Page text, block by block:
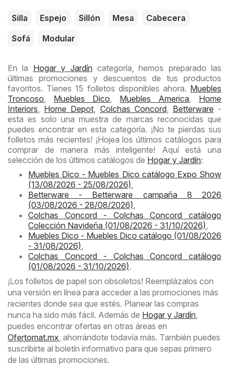
Silla Espejo Sillón Mesa
Cabecera
Sofá
Modular
En la Hogar y Jardíncategoría, hemos preparado las
últimas promociones y descuentos de tus productos
favoritos. Tienes 15 folletos disponibles ahora. Muebles
Troncoso, Muebles Dico, Muebles America, Home
Interiors, Home Depot, Colchas Concord, Betterware -
esta es solo una muestra de marcas reconocidas que
puedes encontrar en esta categoría. ¡No te pierdas sus
folletos más recientes! ¡Hojea los últimos catálogos para
comprar de manera más inteligente! Aquí está una
selección de los últimos catálogos de Hogar y Jardín:
Muebles Dico - Muebles Dico catálogo Expo Show
(13/08/2026 - 25/08/2026),
Betterware - Betterware campaña 8 2026
(03/08/2026 - 28/08/2026),
Colchas Concord - Colchas Concord catálogo
Colección Navideña (01/08/2026 - 31/10/2026),
Muebles Dico - Muebles Dico catálogo (01/08/2026
- 31/08/2026),
Colchas Concord - Colchas Concord catálogo
(01/08/2026 - 31/10/2026).
¡Los folletos de papel son obsoletos! Reemplázalos con
una versión en línea para acceder a las promociones más
recientes donde sea que estés. Planear las compras
nunca ha sido más fácil. Además de Hogar y Jardín,
puedes encontrar ofertas en otras áreas en
Ofertomat.mx, ahorrándote todavía más. También puedes
suscribirte al boletín informativo para que sepas primero
de las últimas promociones.